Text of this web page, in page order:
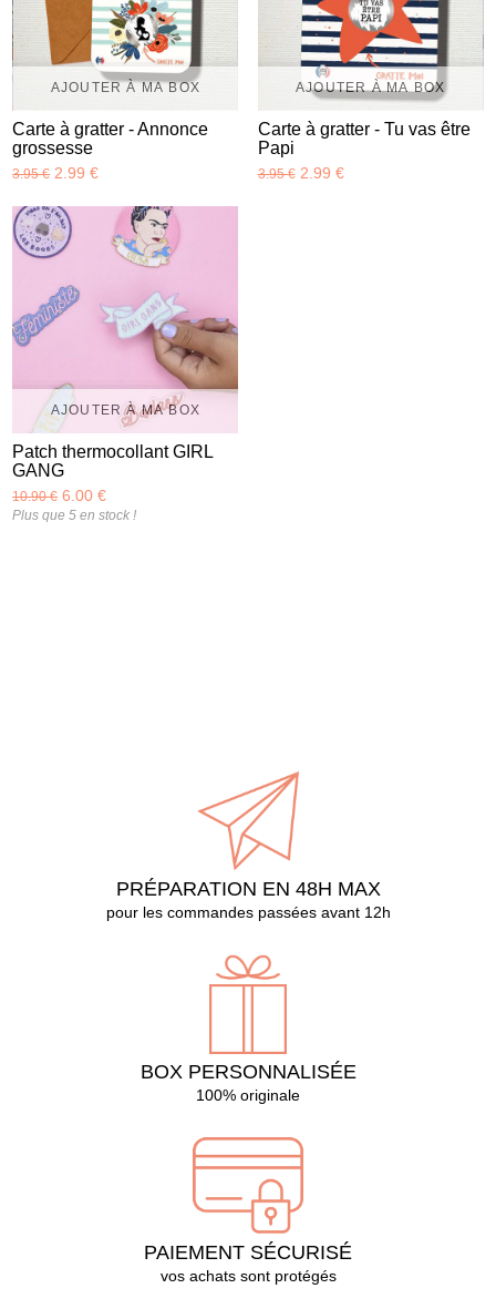
AJOUTER À MA BOX
Carte à gratter - Annonce
grossesse
3.95 €2.99 €
AJOUTER À MA BOX
Carte à gratter - Tu vas être
Papi
3.95 €2.99 €
AJOUTER À MA BOX
Patch thermocollant GIRL
GANG
10.90 €6.00 €
Plus que 5 en stock !
PRÉPARATION EN 48H MAX
pour les commandes passées avant 12h
BOX PERSONNALISÉE
100% originale
PAIEMENT SÉCURISÉ
vos achats sont protégés